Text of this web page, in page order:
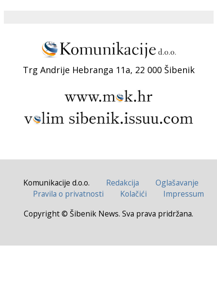
Trg Andrije Hebranga 11a, 22 000 Šibenik
Komunikacije d.o.o. Redakcija
Oglašavanje
Pravila o privatnosti
Kolačići
Impressum
Copyright © Šibenik News. Sva prava pridržana.